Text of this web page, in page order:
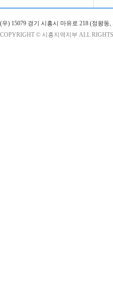
(우) 15079 경기 시흥시 마유로 218 (정왕
COPYRIGHT © 시흥지역지부 ALL RIGHTS